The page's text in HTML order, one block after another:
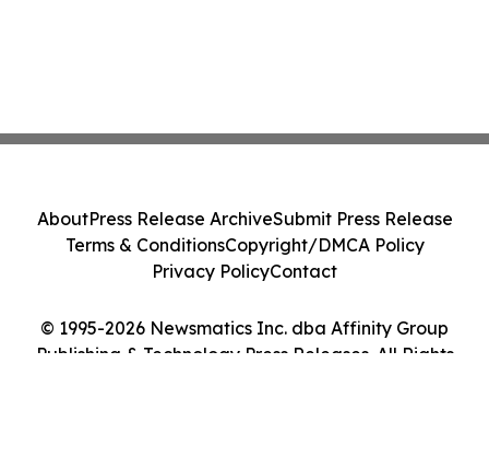
© 1995-2026 Newsmatics Inc. dba Affinity Group
Publishing & Technology Press Releases. All Rights
AboutPress Release ArchiveSubmit Press Release
Terms & ConditionsCopyright/DMCA Policy
Privacy PolicyContact